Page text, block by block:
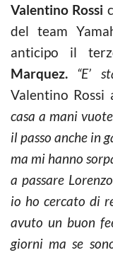
Valentino Rossi
del team
anticipo il
Marquez.
“E’
Valentino
casa a mani
il passo anche in
ma mi hanno
a passare
io ho cercato di
avuto un buon
giorni ma se